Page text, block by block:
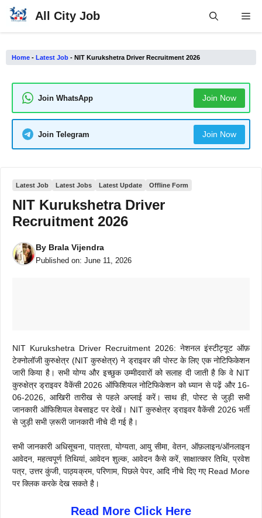
Skip
All City Job
Home - Latest Job - NIT Kurukshetra Driver Recruitment 2026
Join WhatsApp Join Now
Join Telegram Join Now
Latest Job Latest Jobs Latest Update Offline Form
NIT Kurukshetra Driver
Recruitment 2026
By Brala Vijendra
Published on: June 11, 2026
NIT Kurukshetra Driver Recruitment 2026: नेशनल इंस्टीट्यूट ऑफ़
टेक्नोलॉजी कुरुक्षेत्र (NIT कुरुक्षेत्र) ने ड्राइवर की पोस्ट के लिए एक नोटिफिकेशन
जारी किया है। सभी योग्य और इच्छुक उम्मीदवारों को सलाह दी जाती है कि वे NIT
कुरुक्षेत्र ड्राइवर वैकेंसी 2026 ऑफिशियल नोटिफिकेशन को ध्यान से पढ़ें और 16-
06-2026, आखिरी तारीख से पहले अप्लाई करें। साथ ही, पोस्ट से जुड़ी सभी
जानकारी ऑफिशियल वेबसाइट पर देखें। NIT कुरुक्षेत्र ड्राइवर वैकेंसी 2026 भर्ती
से जुड़ी सभी ज़रूरी जानकारी नीचे दी गई है।
सभी जानकारी अधिसूचना, पात्रता, योग्यता, आयु सीमा, वेतन, ऑफ़लाइन/ऑनलाइन
आवेदन, महत्वपूर्ण तिथियां, आवेदन शुल्क, आवेदन कैसे करें, साक्षात्कार तिथि, प्रवेश
पत्र, उत्तर कुंजी, पाठ्यक्रम, परिणाम, पिछले पेपर, आदि नीचे दिए गए Read More
पर क्लिक करके देख सकते है।
Read More Click Here